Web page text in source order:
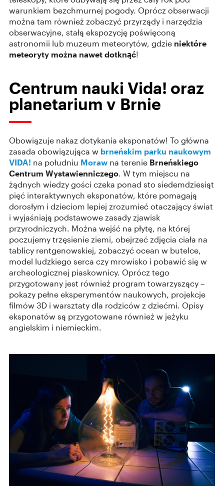
warunkiem bezchmurnej pogody. Oprócz obserwacji
można tam również zobaczyć przyrządy i narzędzia
obserwacyjne, stałą ekspozycję poświęconą
astronomii lub muzeum meteorytów, gdzie niektóre
meteoryty można nawet dotknąć!
Centrum nauki Vida! oraz
planetarium v Brnie
Obowiązuje nakaz dotykania eksponatów! To główna
zasada obowiązująca w brneńskim parku naukowym
VIDA! na południu Moraw na terenie Brneńskiego
Centrum Wystawienniczego. W tym miejscu na
żądnych wiedzy gości czeka ponad sto siedemdziesiąt
pięć interaktywnych eksponatów, które pomagają
dorosłym i dzieciom lepiej zrozumieć otaczający świat
i wyjaśniają podstawowe zasady zjawisk
przyrodniczych. Można wejść na płytę, na której
poczujemy trzęsienie ziemi, obejrzeć zdjęcia ciała na
tablicy rentgenowskiej, zobaczyć ocean w butelce,
model ludzkiego serca czy mrowisko i pobawić się w
archeologicznej piaskownicy. Oprócz tego
przygotowany jest również program towarzyszący –
pokazy pełne eksperymentów naukowych, projekcje
filmów 3D i warsztaty dla rodziców z dziećmi. Opisy
eksponatów są przygotowane również w jeżyku
angielskim i niemieckim.